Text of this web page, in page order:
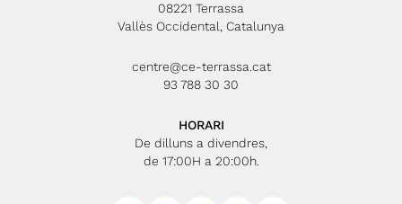
d’alguns dels masos del veïnat de Vallhonesta. Aquest indret ja
està documentat al segle XII. En una estoneta ja estarem de
08221 Terrassa
Vallès Occidental, Catalunya
centre@ce-terrassa.cat
93 788 30 30
HORARI
De dilluns a divendres,
de 17:00H a 20:00h.